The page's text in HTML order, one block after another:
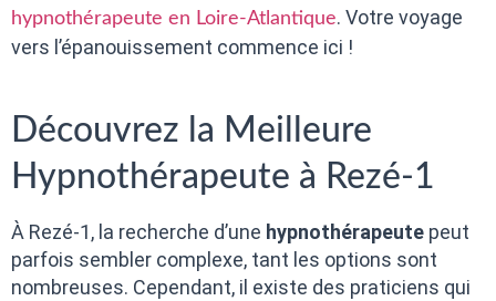
hypnothérapeute en Loire-Atlantique. Votre voyage
vers l’épanouissement commence ici !
Découvrez la Meilleure
Hypnothérapeute à Rezé-1
À Rezé-1, la recherche d’une hypnothérapeute peut
parfois sembler complexe, tant les options sont
nombreuses. Cependant, il existe des praticiens qui